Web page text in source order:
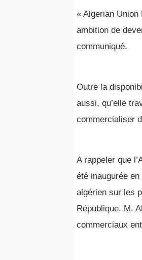
« Algerian
ambition de
communiqué.
Outre la
aussi, qu’elle
commercialiser
A rappeler que
été inaugurée
algérien sur les
République, M.
commerciaux